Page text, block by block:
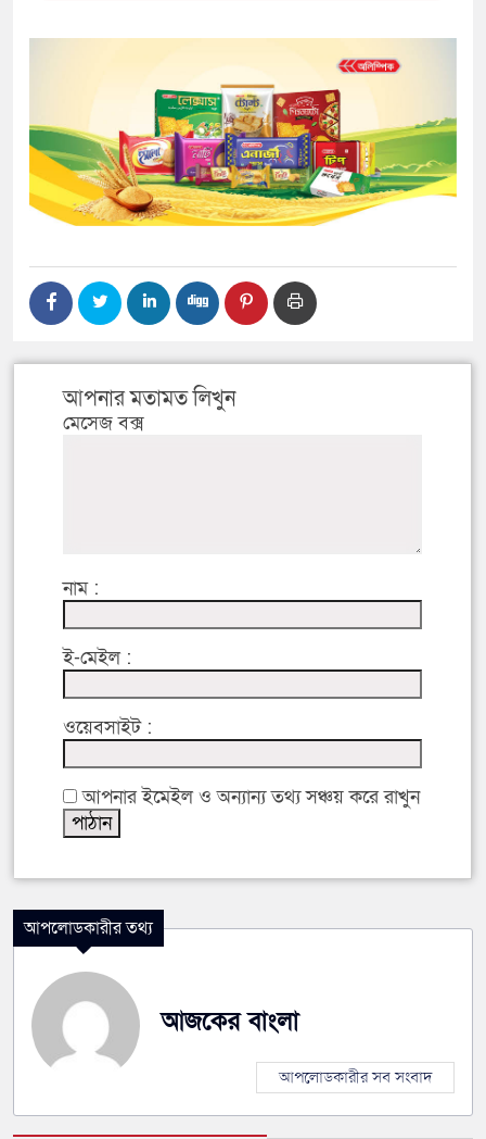
আপনার মতামত লিখুন
মেসেজ বক্স
নাম :
ই-মেইল :
ওয়েবসাইট :
আপনার ইমেইল ও অন্যান্য তথ্য সঞ্চয় করে রাখুন
আপলোডকারীর তথ্য
আজকের বাংলা
আপলোডকারীর সব সংবাদ